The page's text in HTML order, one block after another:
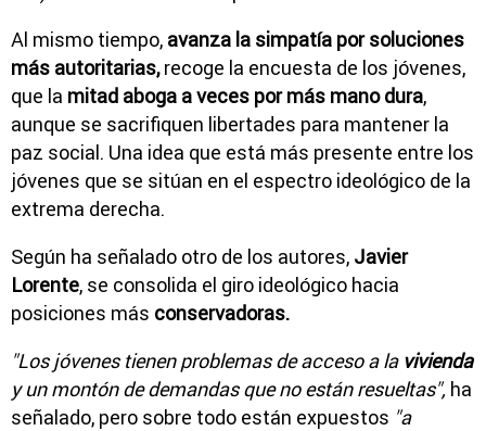
Al mismo tiempo, avanza la simpatía por soluciones
más autoritarias,recoge la encuesta de los jóvenes,
que la mitad aboga a veces por más mano dura,
aunque se sacrifiquen libertades para mantener la
paz social. Una idea que está más presente entre los
jóvenes que se sitúan en el espectro ideológico de la
extrema derecha.
Según ha señalado otro de los autores, Javier
Lorente, se consolida el giro ideológico hacia
posiciones más conservadoras.
"Los jóvenes tienen problemas de acceso a la vivienda
y un montón de demandas que no están resueltas", ha
señalado, pero sobre todo están expuestos "a